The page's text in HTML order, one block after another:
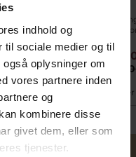
indhold og
til sociale medier og til
oplysninger om
vores partnere inden
og
kombinere disse
givet dem, eller som
tjenester.
kr
kr
8 kt. 333
mm.)
På lager